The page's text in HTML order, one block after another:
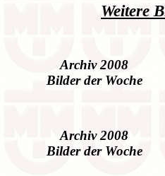
Weitere
Archiv 2008
Bilder der Woche
Archiv 2008
Bilder der Woche